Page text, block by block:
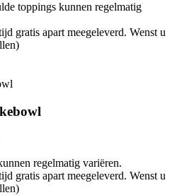
toppings kunnen regelmatig
gratis apart meegeleverd. Wenst u
regelmatig variëren.
gratis apart meegeleverd. Wenst u